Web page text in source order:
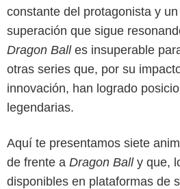
constante del protagonista y
superación que sigue
Dragon Balles insuperable
otras series que, por su
innovación, han logrado
legendarias.
Aquí te presentamos siete
de frente a Dragon Ball y que,
disponibles en plataformas de
Crunchyroll